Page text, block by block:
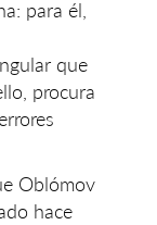
para él,
que
procura
Oblómov
hace